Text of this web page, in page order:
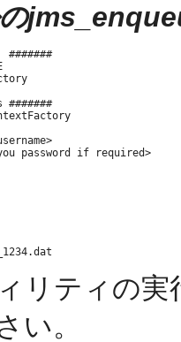
you password if required>
リティの
い。